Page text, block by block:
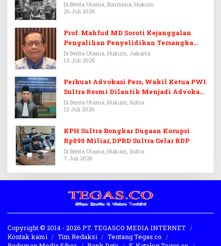
Di Berita Utama, Bombana, Hukum
26 Juli 2026
Prof. Mahfud MD Soroti Kejanggalan
Pengalihan Penyelidikan Tersangka
Febrie Adriansyah
Di Berita Utama, Hukum, Jakarta
13 Juli 2026
Perkuat Advokasi Pers, Wakil Ketua PWI
Sultra Resmi Dilantik Menjadi Advokat
PERADI
Di Berita Utama, Hukum, Sultra
12 Juli 2026
KPH Sultra Bongkar Dugaan Korupsi
Rp890 Miliar, DPRD Sultra Gelar RDP
Di Berita Utama, Hukum, Sultra
7 Juli 2026
Copyright © 2014 - 2026 PT. TEGASCO MEDIA INTERNET
Kontak kami
Tim Redaksi
Tentang Tegas.co